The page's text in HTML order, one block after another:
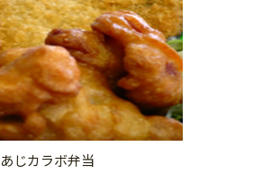
あじカラボ弁当